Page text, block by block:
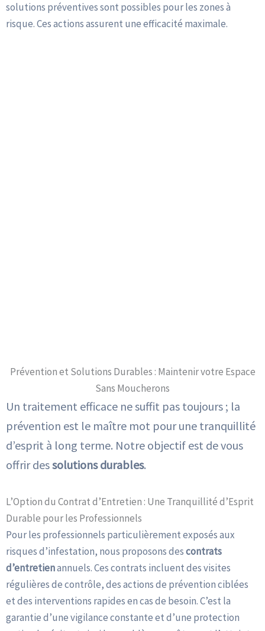
solutions préventives sont possibles pour les zones à
risque. Ces actions assurent une efficacité maximale.
Rendez vous en Ligne
Prévention et Solutions Durables : Maintenir votre Espace
Sans Moucherons
Un traitement efficace ne suffit pas toujours ; la
prévention est le maître mot pour une tranquillité
d’esprit à long terme. Notre objectif est de vous
offrir dessolutions durables.
L’Option du Contrat d’Entretien : Une Tranquillité d’Esprit
Durable pour les Professionnels
Pour les professionnels particulièrement exposés aux
risques d’infestation, nous proposons descontrats
d’entretienannuels. Ces contrats incluent des visites
régulières de contrôle, des actions de prévention ciblées
et des interventions rapides en cas de besoin. C’est la
garantie d’une vigilance constante et d’une protection